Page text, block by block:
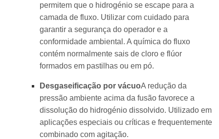
permitem que o hidrogénio se escape para a
camada de fluxo. Utilizar com cuidado para
garantir a segurança do operador e a
conformidade ambiental. A química do fluxo
contém normalmente sais de cloro e flúor
formados em pastilhas ou em pó.
Desgaseificação por vácuoA redução da
pressão ambiente acima da fusão favorece a
dissolução do hidrogénio dissolvido. Utilizado em
aplicações especiais ou críticas e frequentemente
combinado com agitação.